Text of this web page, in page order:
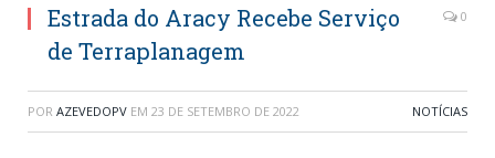
Estrada do Aracy Recebe Serviço
de Terraplanagem
0
POR AZEVEDOPV EM 23 DE SETEMBRO DE 2022 NOTÍCIAS